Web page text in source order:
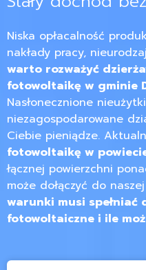
Niska opłacalność
nakłady pracy,
warto rozważyć
fotowoltaikę w gminie
Nasłonecznione
niezagospodarowane
Ciebie pieniądze.
fotowoltaikę w
łącznej powierzchni
może dołączyć do
warunki musi spełniać
fotowoltaiczne i ile